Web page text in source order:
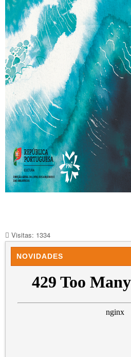
Visitas: 1334
NOVIDADES